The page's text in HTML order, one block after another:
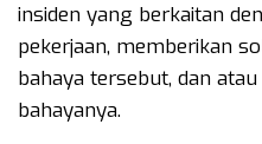
insiden yang berkaitan
pekerjaan, memberikan
bahaya tersebut, dan
bahayanya.